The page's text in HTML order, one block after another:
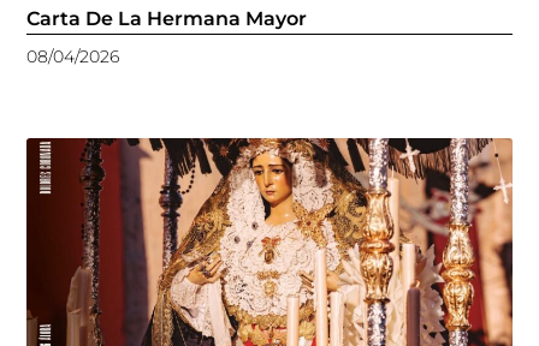
Carta De La Hermana Mayor
08/04/2026